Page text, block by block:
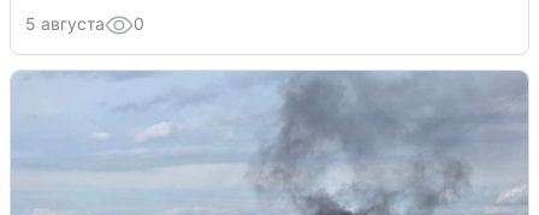
5 августа 0